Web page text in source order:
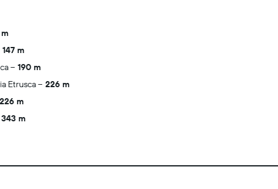
147 m
190 m
Etrusca
226 m
226 m
343 m